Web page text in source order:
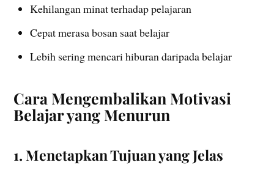
Kehilangan minat terhadap pelajaran
Cepat merasa bosan saat belajar
Lebih sering mencari hiburan daripada belajar
Cara Mengembalikan Motivasi
Belajar yang Menurun
1. Menetapkan Tujuan yang Jelas